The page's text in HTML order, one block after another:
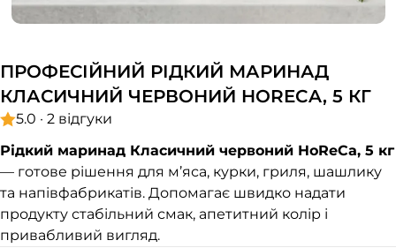
ПРОФЕСІЙНИЙ РІДКИЙ МАРИНАД
КЛАСИЧНИЙ ЧЕРВОНИЙ HORECA, 5 КГ
5.0 · 2 відгуки
Рідкий маринад Класичний червоний HoReCa, 5 кг
— готове рішення для м’яса, курки, гриля, шашлику
та напівфабрикатів. Допомагає швидко надати
продукту стабільний смак, апетитний колір і
привабливий вигляд.